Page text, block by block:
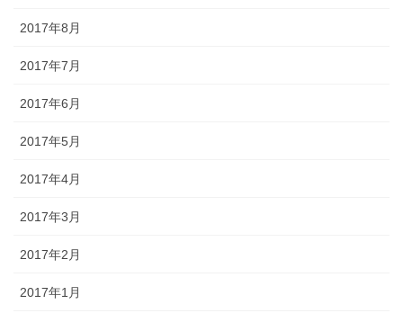
2017年8月
2017年7月
2017年6月
2017年5月
2017年4月
2017年3月
2017年2月
2017年1月